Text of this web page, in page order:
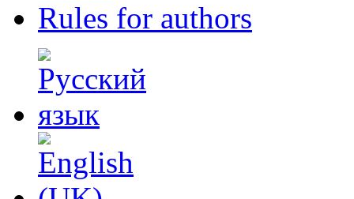
Rules for authors